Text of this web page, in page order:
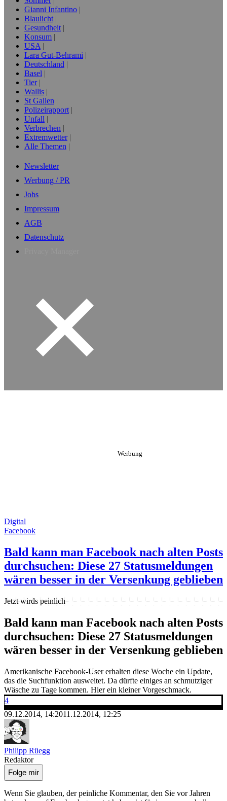
Gianni Infantino
Blaulicht
Gesundheit
Konsum
USA
Lara Gut-Behrami
Deutschland
Basel
Tier
Wallis
St Gallen
Polizeirapport
Unfall
Verbrechen
Extremwetter
Alle Themen
Newsletter
Werbung / PR
Jobs
Impressum
AGB
Datenschutz
Digital
Facebook
Bald kann man Facebook nach alten Posts
durchsuchen: Diese 27 Statusmeldungen
wären besser in der Versenkung geblieben
Jetzt wirds peinlich
Bald kann man Facebook nach alten Posts
durchsuchen: Diese 27 Statusmeldungen
wären besser in der Versenkung geblieben
Amerikanische Facebook-User erhalten diese Woche ein Update,
das die Suchfunktion ausweitet. Da dürfte einiges an schmutziger
Wäsche zu Tage kommen. Hier ein kleiner Vorgeschmack.
4
09.12.2014, 14:2011.12.2014, 12:25
Philipp Rüegg
Redaktor
Folge mir
Wenn Sie glauben, der peinliche Kommentar, den Sie vor Jahren